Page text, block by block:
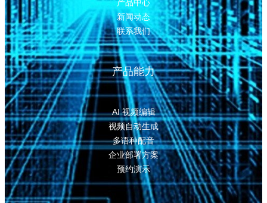
产品中心
新闻动态
联系我们
产品能力
AI 视频编辑
视频自动生成
多语种配音
企业部署方案
预约演示